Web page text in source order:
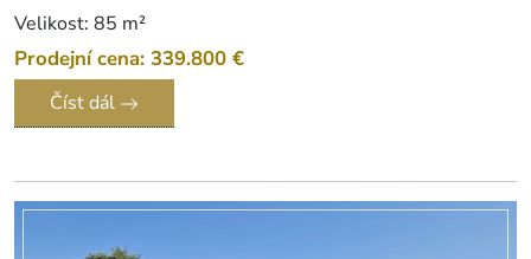
Velikost: 85 m²
Prodejní cena: 339.800 €
Číst dál